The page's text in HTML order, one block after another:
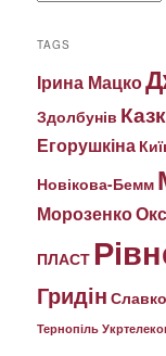
TAGS
Ірина Мацко
Здолбунів
Егорушкіна
Новікова-Бемм
Морозенко
ПЛАСТ
Гридін
Тернопіль